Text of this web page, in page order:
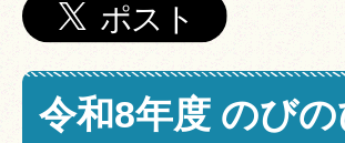
令和8年度 のび